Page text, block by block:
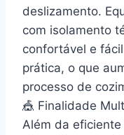
deslizamento.
com isolamento
confortável e
prática, o que
processo de
🎪 Finalidade
Além da